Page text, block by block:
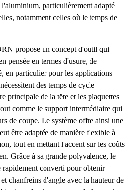
particulièrement adapté
notamment celles où le temps de
propose un concept d'outil qui
pensée en termes d'usure, de
en particulier pour les applications
des temps de cycle
principale de la tête et les plaquettes
comme le support intermédiaire qui
de coupe. Le système offre ainsi une
être adaptée de manière flexible à
tout en mettant l'accent sur les coûts
Grâce à sa grande polyvalence, le
rapidement converti pour obtenir
chanfreins d'angle avec la hauteur de